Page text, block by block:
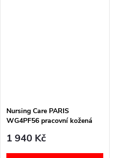
Nursing Care PARIS
WG4PF56 pracovní kožená
páskem zoubky
1 940 Kč